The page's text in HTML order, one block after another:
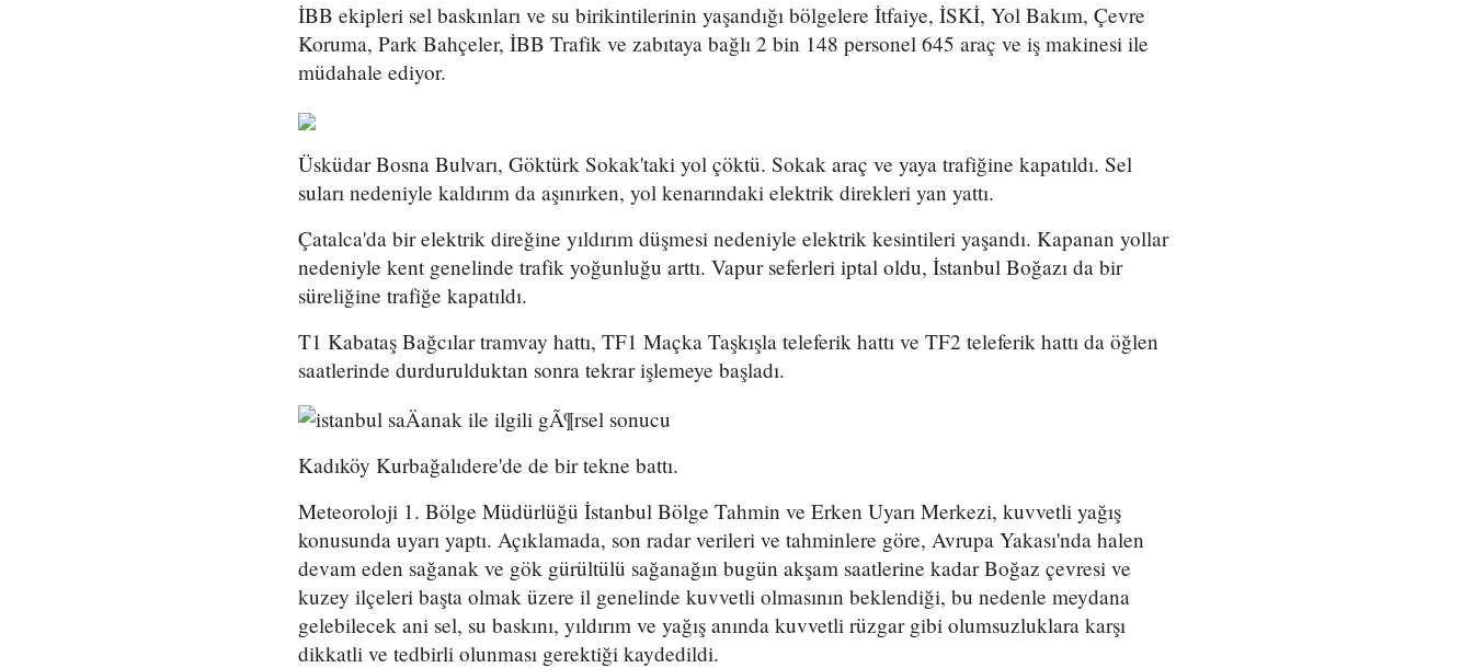
İBB ekipleri sel baskınları ve su birikintilerinin yaşandığı bölgelere İtfaiye, İSKİ, Yol Bakım, Çevre
Koruma, Park Bahçeler, İBB Trafik ve zabıtaya bağlı 2 bin 148 personel 645 araç ve iş makinesi ile
müdahale ediyor.
Üsküdar Bosna Bulvarı, Göktürk Sokak'taki yol çöktü. Sokak araç ve yaya trafiğine kapatıldı. Sel
suları nedeniyle kaldırım da aşınırken, yol kenarındaki elektrik direkleri yan yattı.
Çatalca'da bir elektrik direğine yıldırım düşmesi nedeniyle elektrik kesintileri yaşandı. Kapanan yollar
nedeniyle kent genelinde trafik yoğunluğu arttı. Vapur seferleri iptal oldu, İstanbul Boğazı da bir
süreliğine trafiğe kapatıldı.
T1 Kabataş Bağcılar tramvay hattı, TF1 Maçka Taşkışla teleferik hattı ve TF2 teleferik hattı da öğlen
saatlerinde durdurulduktan sonra tekrar işlemeye başladı.
Kadıköy Kurbağalıdere'de de bir tekne battı.
Meteoroloji 1. Bölge Müdürlüğü İstanbul Bölge Tahmin ve Erken Uyarı Merkezi, kuvvetli yağış
konusunda uyarı yaptı. Açıklamada, son radar verileri ve tahminlere göre, Avrupa Yakası'nda halen
devam eden sağanak ve gök gürültülü sağanağın bugün akşam saatlerine kadar Boğaz çevresi ve
kuzey ilçeleri başta olmak üzere il genelinde kuvvetli olmasının beklendiği, bu nedenle meydana
gelebilecek ani sel, su baskını, yıldırım ve yağış anında kuvvetli rüzgar gibi olumsuzluklara karşı
dikkatli ve tedbirli olunması gerektiği kaydedildi.